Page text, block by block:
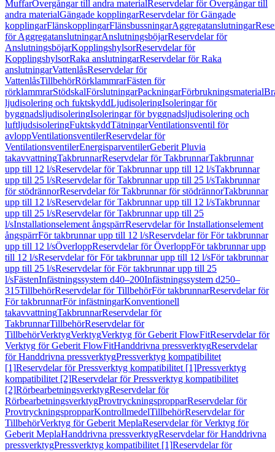
MuffarÖvergångar till andra materialReservdelar för Övergångar till
andra materialGängade kopplingarReservdelar för Gängade
kopplingarFlänskopplingarFlänsbussningarAggregatanslutningar
för AggregatanslutningarAnslutningsböjarReservdelar för
AnslutningsböjarKopplingshylsorReservdelar för
KopplingshylsorRaka anslutningarReservdelar för Raka
anslutningarVattenlåsReservdelar för
VattenlåsTillbehörRörklammrarFästen för
rörklammrarStödskalFörslutningarPackningarFörbrukningsmaterial
ljudisolering och fuktskyddLjudisoleringIsoleringar för
byggnadsljudisoleringIsoleringar för byggnadsljudisolering och
luftljudsisoleringFuktskyddTätningarVentilationsventil för
avloppVentilationsventilerReservdelar för
VentilationsventilerEnergisparventilerGeberit Pluvia
takavvattningTakbrunnarReservdelar för TakbrunnarTakbrunnar
upp till 12 l/sReservdelar för Takbrunnar upp till 12 l/sTakbrunnar
upp till 25 l/sReservdelar för Takbrunnar upp till 25 l/sTakbrunnar
för stödrännorReservdelar för Takbrunnar för stödrännorTakbrunnar
upp till 12 l/sReservdelar för Takbrunnar upp till 12 l/sTakbrunnar
upp till 25 l/sReservdelar för Takbrunnar upp till 25
l/sInstallationselement ångspärrReservdelar för Installationselement
ångspärrFör takbrunnar upp till 12 l/sReservdelar för För takbrunnar
upp till 12 l/sÖverloppReservdelar för ÖverloppFör takbrunnar upp
till 12 l/sReservdelar för För takbrunnar upp till 12 l/sFör takbrunnar
upp till 25 l/sReservdelar för För takbrunnar upp till 25
l/sFästenInfästningssystem d40–200Infästningssystem d250–
315TillbehörReservdelar för TillbehörFör takbrunnarReservdelar för
För takbrunnarFör infästningarKonventionell
takavvattningTakbrunnarReservdelar för
TakbrunnarTillbehörReservdelar för
TillbehörVerktygVerktygVerktyg för Geberit FlowFitReservdelar för
Verktyg för Geberit FlowFitHanddrivna pressverktygReservdelar
för Handdrivna pressverktygPressverktyg kompatibilitet
[1]Reservdelar för Pressverktyg kompatibilitet [1]Pressverktyg
kompatibilitet [2]Reservdelar för Pressverktyg kompatibilitet
[2]RörbearbetningsverktygReservdelar för
RörbearbetningsverktygProvtryckningspropparReservdelar för
ProvtryckningspropparKontrollmedelTillbehörReservdelar för
TillbehörVerktyg för Geberit MeplaReservdelar för Verktyg för
Geberit MeplaHanddrivna pressverktygReservdelar för Handdrivna
pressverktygPressverktyg kompatibilitet [1]Reservdelar för